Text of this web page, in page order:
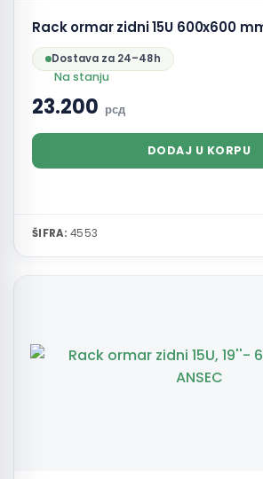
Rack ormar zidni 15U 600x600
Dostava za 24–48h
Na stanju
23.200 рсд
DODAJ U KORPU
ŠIFRA: 4553